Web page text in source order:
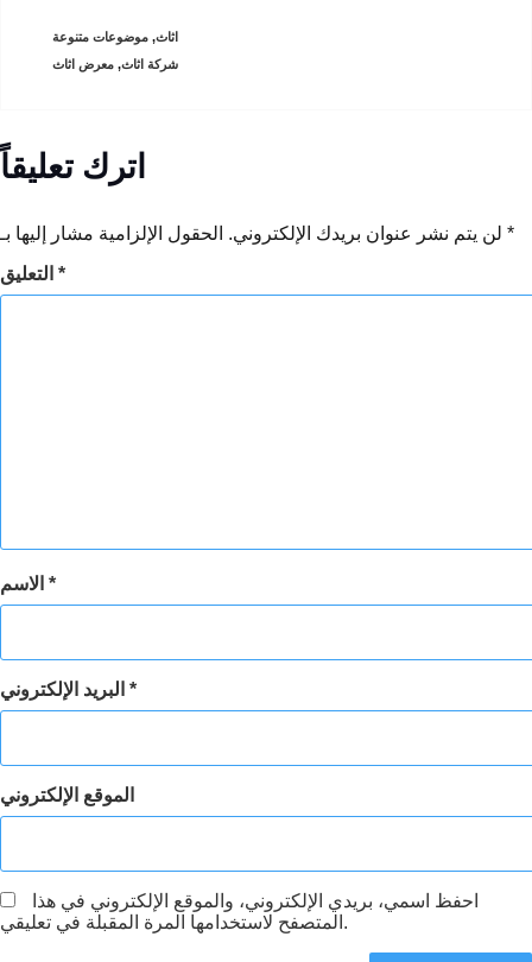
CATEGORIES اثاث,موضوعات متنوعة
TAGS
شركة اثاث,معرض اثاث
اترك تعليقاً
لن يتم نشر عنوان بريدك الإلكتروني. *
*
*
*
الموقع الإلكتروني
احفظ اسمي، بريدي الإلكتروني، والموقع الإلكتروني في هذا
المتصفح لاستخدامها المرة المقبلة في تعليقي.